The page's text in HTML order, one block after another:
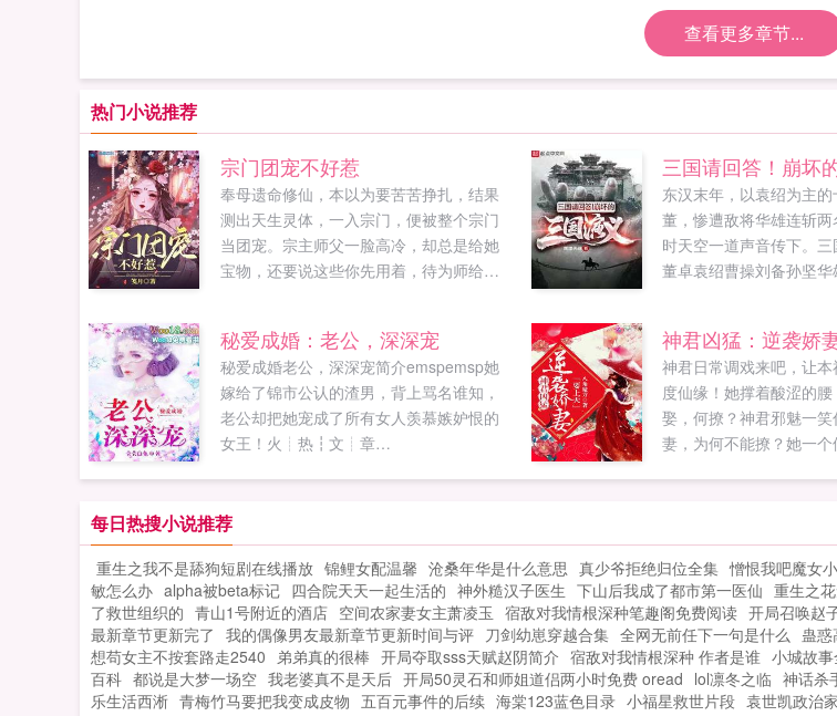
查看更多章节...
热门小说推荐
宗门团宠不好惹
奉母遗命修仙，本以为要苦苦挣扎，结果
测出天生灵体，一入宗门，便被整个宗门
当团宠。宗主师父一脸高冷，却总是给她
宝物，还要说这些你先用着，待为师给你
炼点丹药给师叔研究一下。原本她无忧无
虑，偏偏有人欺辱她宗门，绝不能忍，看
她如何修炼到下界至尊之位，护宗门，正
师威！这个凌霄剑宗的剑痴怎么总缠着
她？爹爹留下的信物居然抢她灵气吞她宝
物，原来是个成精的器灵已经几万岁的老
记分享给朋友...
三国请回答！崩坏
东汉末年，以袁绍为主
董，惨遭敌将华雄连斩
时天空一道声音传下。三
董卓袁绍曹操刘备孙坚
卓抚了抚系在自己身上肥
自信的分析着。华雄虽
勇，但也算英勇，绝非无
斩杀，那关羽是谁，咱家
可能是他！82308230群
秘爱成婚：老公，深深宠
秘爱成婚老公，深深宠简介emspemsp她
嫁给了锦市公认的渣男，背上骂名谁知，
老公却把她宠成了所有女人羡慕嫉妒恨的
女王！火┊热┇文┊章
神君凶猛：逆袭娇
神君日常调戏来吧，让
度仙缘！她撑着酸涩的
娶，何撩？神君邪魅一
妻，为何不能撩？她一
夷嘲笑的废物，一路开
上天宫！甜宠无虐，1v1
欢神君凶猛逆袭娇妻，
分享给朋友...
每日热搜小说推荐
重生之我不是舔狗短剧在线播放 锦鲤女配温馨 沧桑年华是什么意思 真少爷拒绝归位全集 憎恨我吧魔女
敏怎么办 alpha被beta标记 四合院天天一起生活的 神外糙汉子医生 下山后我成了都市第一医仙 重生之
了救世组织的 青山1号附近的酒店 空间农家妻女主萧凌玉 宿敌对我情根深种笔趣阁免费阅读 开局召唤赵
最新章节更新完了 我的偶像男友最新章节更新时间与评 刀剑幼崽穿越合集 全网无前任下一句是什么 蛊
想苟女主不按套路走2540 弟弟真的很棒 开局夺取sss天赋赵阴简介 宿敌对我情根深种 作者是谁 小城故
百科 都说是大梦一场空 我老婆真不是天后 开局50灵石和师姐道侣两小时免费 oread lol凛冬之临 神话杀
乐生活西淅 青梅竹马要把我变成皮物 五百元事件的后续 海棠123蓝色目录 小福星救世片段 袁世凯政治